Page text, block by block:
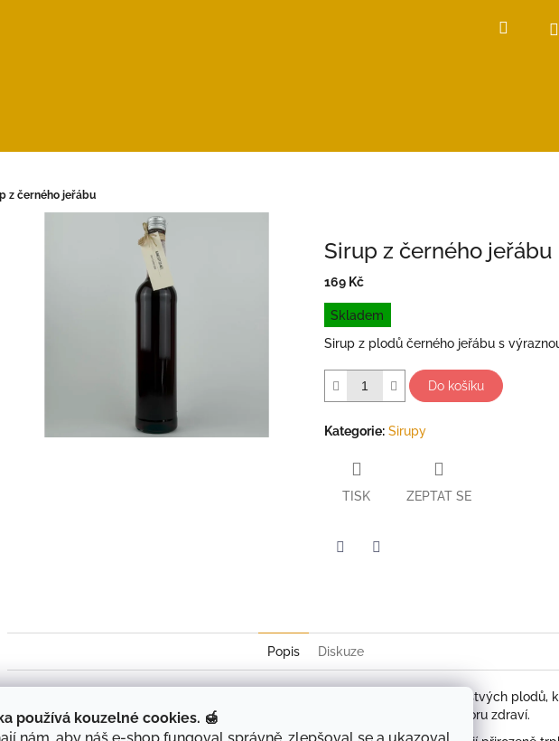
používá kouzelné cookies. 🍯
Hledat
z černého jeřábu
Sirup z černého jeřábu
169 Kč
Měrná
cena:
Skladem
Sirup z plodů černého jeřábu s
Do košíku
Kategorie: Sirupy
TISK ZEPTAT SE
Popis Diskuze
Sirup z černého jeřábu (aronie) je výrazný a plný přírodní chuti. Vyrábí se z čerstvých plodů,
známé svým vysokým obsahem antioxidantů a tradičně se využívají pro podporu zdraví.